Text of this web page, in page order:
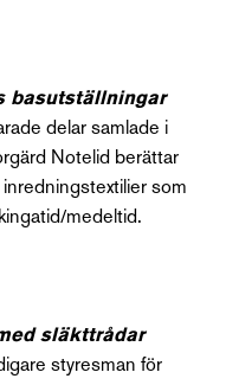
basutställningar
delar samlade i
Notelid berättar
som
medeltid.
släkttrådar
styresman för